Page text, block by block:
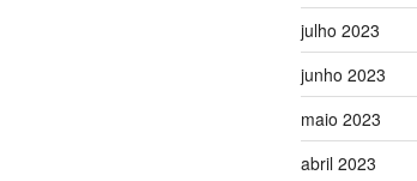
julho 2023
junho 2023
maio 2023
abril 2023